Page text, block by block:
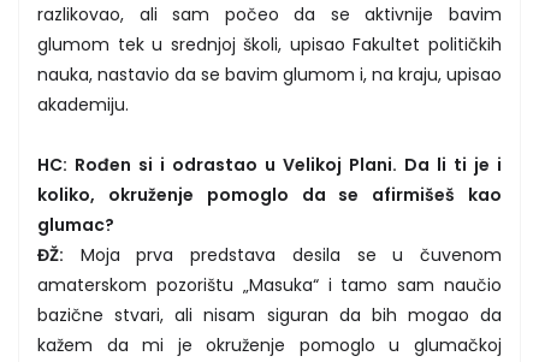
razlikovao, ali sam počeo da se aktivnije bavim
glumom tek u srednjoj školi, upisao Fakultet političkih
nauka, nastavio da se bavim glumom i, na kraju, upisao
akademiju.
HC: Rođen si i odrastao u Velikoj Plani. Da li ti je i
koliko, okruženje pomoglo da se afirmišeš kao
glumac?
ĐŽ: Moja prva predstava desila se u čuvenom
amaterskom pozorištu „Masuka“ i tamo sam naučio
bazične stvari, ali nisam siguran da bih mogao da
kažem da mi je okruženje pomoglo u glumačkoj